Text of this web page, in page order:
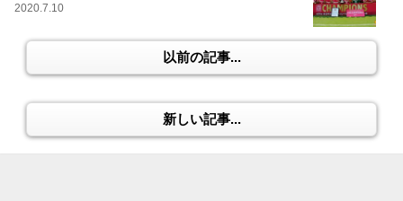
2020.7.10
以前の記事...
新しい記事...